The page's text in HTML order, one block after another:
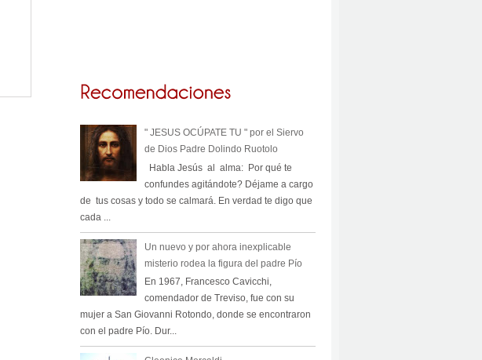
" JESUS OCÚPATE TU " por el Siervo
de Dios Padre Dolindo Ruotolo
Habla Jesús al alma: Por qué te
confundes agitándote? Déjame a cargo
de tus cosas y todo se calmará. En verdad te digo que
cada ...
Un nuevo y por ahora inexplicable
misterio rodea la figura del padre Pío
En 1967, Francesco Cavicchi,
comendador de Treviso, fue con su
mujer a San Giovanni Rotondo, donde se encontraron
con el padre Pío. Dur...